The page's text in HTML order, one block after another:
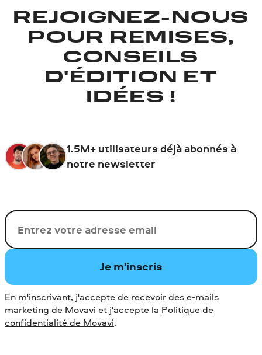
REJOIGNEZ-NOUS
POUR REMISES,
CONSEILS
D'ÉDITION ET
IDÉES !
1.5M+ utilisateurs déjà abonnés à
notre newsletter
Votre adresse de messagerie
Je m'inscris
En m'inscrivant, j'accepte de recevoir des e-mails
marketing de Movavi et j'accepte la Politique de
confidentialité de Movavi.